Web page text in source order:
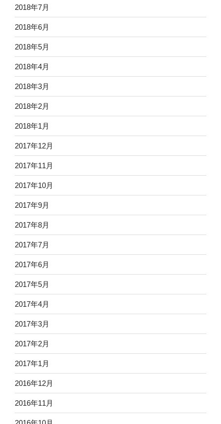
2018年7月
2018年6月
2018年5月
2018年4月
2018年3月
2018年2月
2018年1月
2017年12月
2017年11月
2017年10月
2017年9月
2017年8月
2017年7月
2017年6月
2017年5月
2017年4月
2017年3月
2017年2月
2017年1月
2016年12月
2016年11月